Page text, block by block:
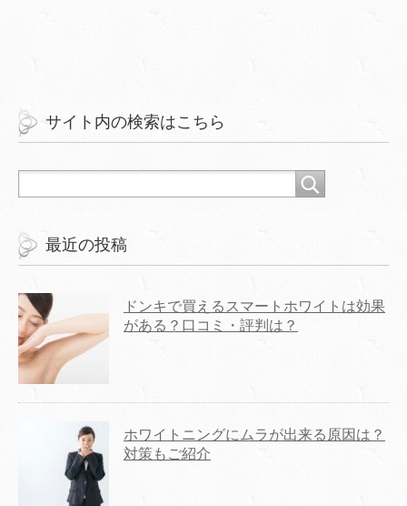
サイト内の検索はこちら
最近の投稿
ドンキで買えるスマートホワイトは効果
がある？口コミ・評判は？
ホワイトニングにムラが出来る原因は？
対策もご紹介